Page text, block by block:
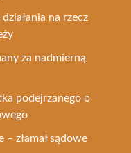
na rzecz
za nadmierną
podejrzanego o
złamał sądowe